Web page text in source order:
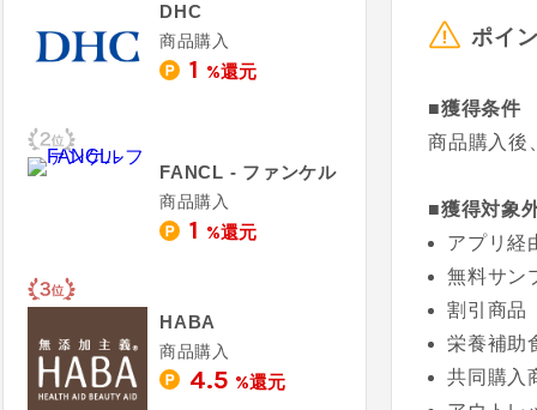
ポイ
■獲得条件
商品購入後
■獲得対象
アプリ経
無料サン
割引商品
栄養補助
共同購入
DHC
商品購入
1 %還元
FANCL - ファンケル
商品購入
1 %還元
HABA
商品購入
4.5 %還元